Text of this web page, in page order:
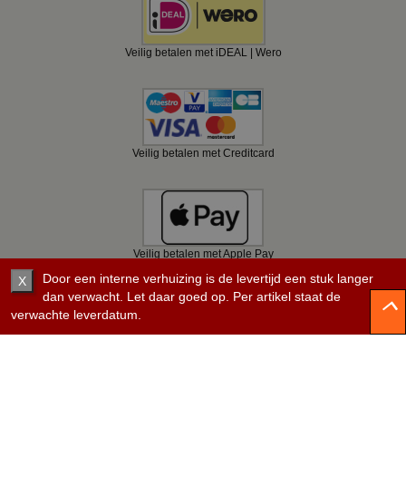
Veilig betalen met iDEAL | Wero
Veilig betalen met Creditcard
Veilig betalen met Apple Pay
X
Door een interne verhuizing is de levertijd een stuk langer
dan verwacht. Let daar goed op. Per artikel staat de
verwachte leverdatum.